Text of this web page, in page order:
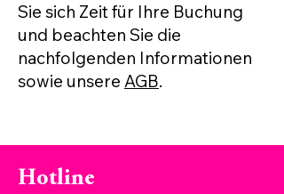
Sie sich Zeit für Ihre Buchung
und beachten Sie die
nachfolgenden Informationen
sowie unsere AGB.​
Hotline